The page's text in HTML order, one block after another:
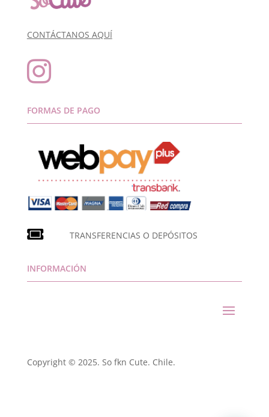
CONTÁCTANOS AQUÍ

FORMAS DE PAGO
TRANSFERENCIAS O DEPÓSITOS
INFORMACIÓN
Copyright © 2025. So fkn Cute. Chile.